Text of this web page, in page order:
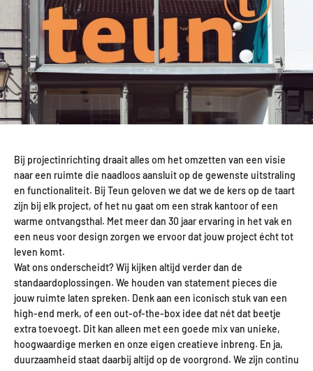
Bij projectinrichting draait alles om het omzetten van een visie
naar een ruimte die naadloos aansluit op de gewenste uitstraling
en functionaliteit. Bij Teun geloven we dat we de kers op de taart
zijn bij elk project, of het nu gaat om een strak kantoor of een
warme ontvangsthal. Met meer dan 30 jaar ervaring in het vak en
een neus voor design zorgen we ervoor dat jouw project écht tot
leven komt.
Wat ons onderscheidt? Wij kijken altijd verder dan de
standaardoplossingen. We houden van statement pieces die
jouw ruimte laten spreken. Denk aan een iconisch stuk van een
high-end merk, of een out-of-the-box idee dat nét dat beetje
extra toevoegt. Dit kan alleen met een goede mix van unieke,
hoogwaardige merken en onze eigen creatieve inbreng. En ja,
duurzaamheid staat daarbij altijd op de voorgrond. We zijn continu